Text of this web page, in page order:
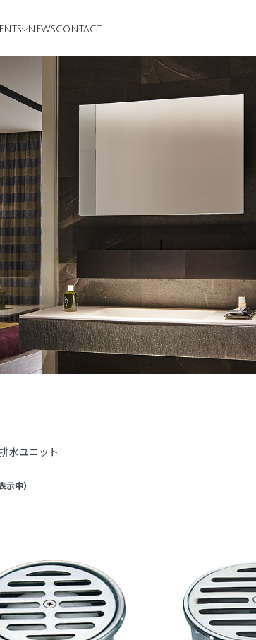
NEWSCONTACT
排水ユニット
示中）